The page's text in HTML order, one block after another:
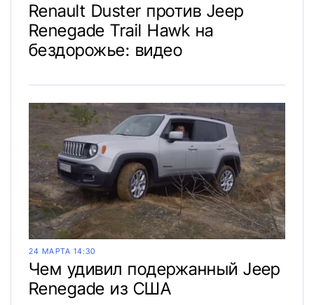
Renault Duster против Jeep
Renegade Trail Hawk на
бездорожье: видео
24 МАРТА 14:30
Чем удивил подержанный Jeep
Renegade из США